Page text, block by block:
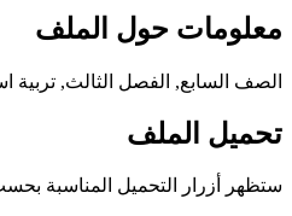
معلومات حول الملف
الصف السابع, الفصل الثالث, تربية اسلامية, 2017-2018, القلب
تحميل الملف
ستظهر أزرار التحميل المناسبة